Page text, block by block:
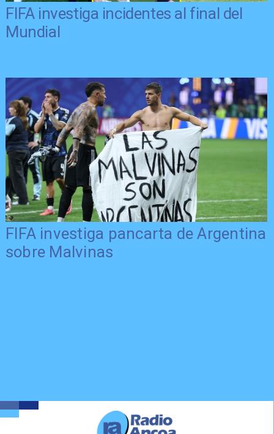
FIFA investiga incidentes al final del
Mundial
FIFA investiga pancarta de Argentina
sobre Malvinas